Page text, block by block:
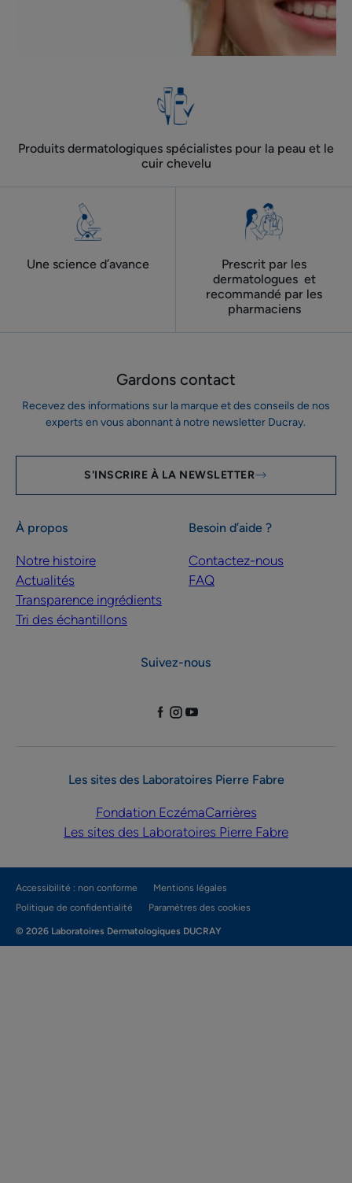
Produits dermatologiques spécialistes pour la peau et le
cuir chevelu
Une science d’avance
Prescrit par les
dermatologues ​ et
recommandé par les
pharmaciens
Gardons contact
Recevez des informations sur la marque et des conseils de nos
experts en vous abonnant à notre newsletter Ducray.
S'INSCRIRE À LA NEWSLETTER
À propos
Notre histoire
Actualités
Transparence ingrédients
Tri des échantillons
Besoin d’aide ?
Contactez-nous
FAQ
Suivez-nous
Les sites des Laboratoires Pierre Fabre
Fondation EczémaCarrières
Les sites des Laboratoires Pierre Fabre
Accessibilité : non conforme
Mentions légales
Politique de confidentialité
Paramètres des cookies
© 2026 Laboratoires Dermatologiques DUCRAY